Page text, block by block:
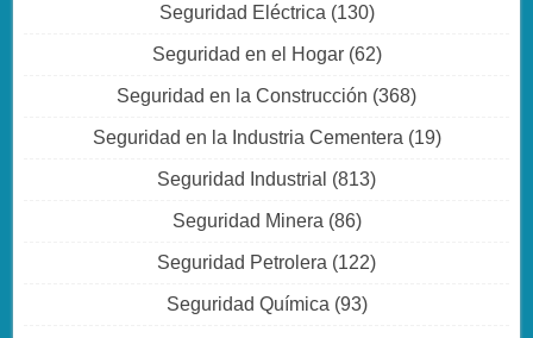
Seguridad Eléctrica (130)
Seguridad en el Hogar(62)
Seguridad en la Construcción (368)
Seguridad en la Industria Cementera (19)
Seguridad Industrial (813)
Seguridad Minera (86)
Seguridad Petrolera (122)
Seguridad Química (93)